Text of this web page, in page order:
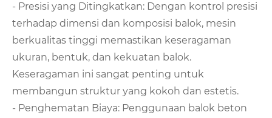
- Presisi yang Ditingkatkan: Dengan kontrol presisi
terhadap dimensi dan komposisi balok, mesin
berkualitas tinggi memastikan keseragaman
ukuran, bentuk, dan kekuatan balok.
Keseragaman ini sangat penting untuk
membangun struktur yang kokoh dan estetis.
- Penghematan Biaya: Penggunaan balok beton